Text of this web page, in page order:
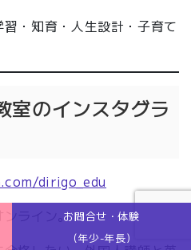
習・知育・人生設計・子育て
室のインスタグラ
dirigo_edu
ンライン。お問合せ・体験
(年少-年長)